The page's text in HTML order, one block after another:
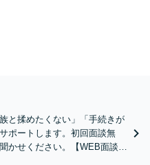
と揉めたくない」「手続きが
ポートします。初回面談無
かせください。【WEB面談可